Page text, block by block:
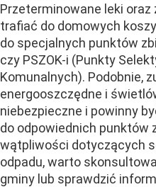
Przeterminowane leki
trafiać do domowych
do specjalnych punktów
czy PSZOK-i (Punkty
Komunalnych). Podobnie,
energooszczędne i
niebezpieczne i powinny
do odpowiednich punktów
wątpliwości dotyczących
odpadu, warto
gminy lub sprawdzić